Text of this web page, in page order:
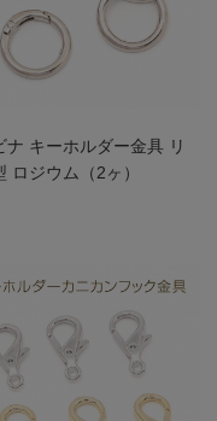
ナ キーホルダー金具 リ
ロジウム（2ヶ）